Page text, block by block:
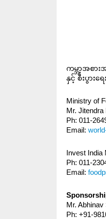
ကမ္ဘာ့အစာ
နှင့် စီးပွား
Ministry of
Mr.
Ph: 011-
Email:
Invest
Ph: 011-
Email:
Mr.
Ph: +91-